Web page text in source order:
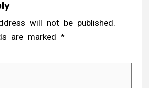
will not be published.
are marked *